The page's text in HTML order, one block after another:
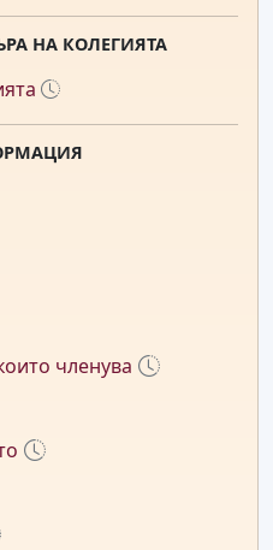
НА КОЛЕГИЯТА
членува